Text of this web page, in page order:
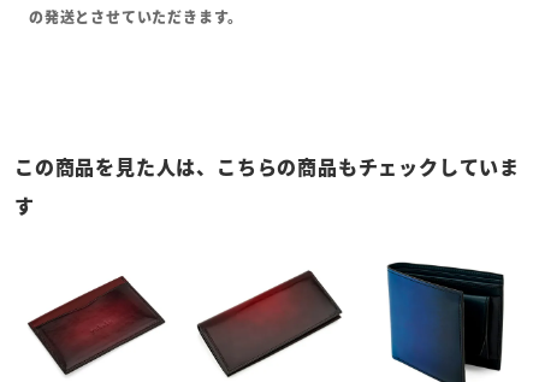
の発送とさせていただきます。
この商品を見た人は、こちらの商品もチェックしていま
す